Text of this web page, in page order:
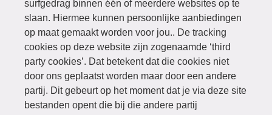
surfgedrag binnen één of meerdere websites op te
slaan. Hiermee kunnen persoonlijke aanbiedingen
op maat gemaakt worden voor jou.. De tracking
cookies op deze website zijn zogenaamde ‘third
party cookies’. Dat betekent dat die cookies niet
door ons geplaatst worden maar door een andere
partij. Dit gebeurt op het moment dat je via deze site
bestanden opent die bij die andere partij